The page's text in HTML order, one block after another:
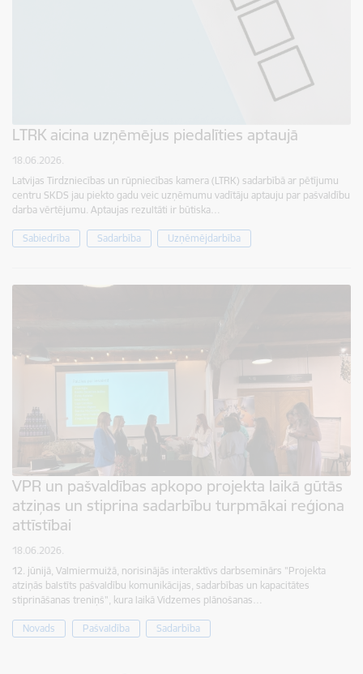
LTRK aicina uzņēmējus piedalīties aptaujā
18.06.2026.
Latvijas Tirdzniecības un rūpniecības kamera (LTRK) sadarbībā ar pētījumu
centru SKDS jau piekto gadu veic uzņēmumu vadītāju aptauju par pašvaldību
darba vērtējumu. Aptaujas rezultāti ir būtiska…
Sabiedrība Sadarbība Uzņēmējdarbība
VPR un pašvaldības apkopo projekta laikā gūtās
atziņas un stiprina sadarbību turpmākai reģiona
attīstībai
18.06.2026.
12. jūnijā, Valmiermuižā, norisinājās interaktīvs darbseminārs "Projekta
atziņās balstīts pašvaldību komunikācijas, sadarbības un kapacitātes
stiprināšanas treniņš", kura laikā Vidzemes plānošanas…
Novads Pašvaldība Sadarbība